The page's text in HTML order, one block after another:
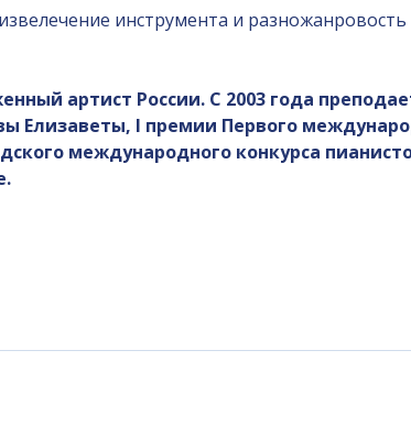
инструмента и
артист России. С 2003 года
Елизаветы, I премии Первого
международного конкурса